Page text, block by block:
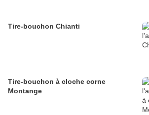
Tire-bouchon Chianti
Tire-bouchon à cloche corne
Montange